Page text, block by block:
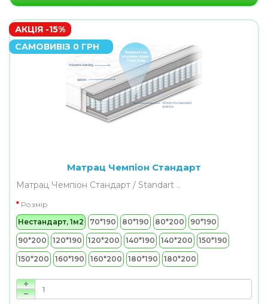
АКЦІЯ -15%
САМОВИВІЗ 0 ГРН
Матрац Чемпіон Стандарт
Матрац Чемпіон Стандарт / Standart ..
Розмір
Нестандарт, 1м2
70*190 80*190 80*200 90*190
90*200 120*190 120*200 140*190 140*200 150*190
150*200 160*190 160*200 180*190 180*200